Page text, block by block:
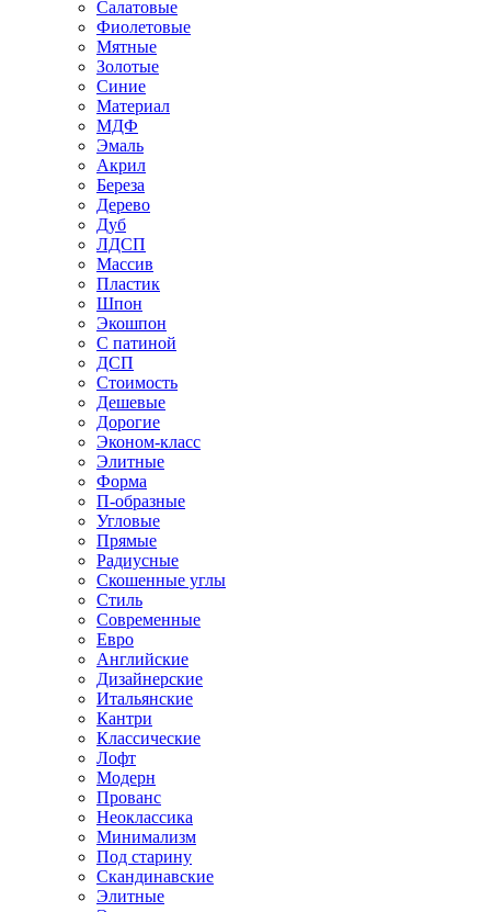
Салатовые
Фиолетовые
Мятные
Золотые
Синие
Материал
МДФ
Эмаль
Акрил
Береза
Дерево
Дуб
ЛДСП
Массив
Пластик
Шпон
Экошпон
С патиной
ДСП
Стоимость
Дешевые
Дорогие
Эконом-класс
Элитные
Форма
П-образные
Угловые
Прямые
Радиусные
Скошенные углы
Стиль
Современные
Евро
Английские
Дизайнерские
Итальянские
Кантри
Классические
Лофт
Модерн
Прованс
Неоклассика
Минимализм
Под старину
Скандинавские
Элитные